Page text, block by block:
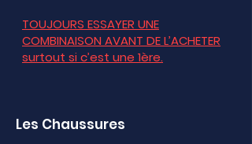
TOUJOURS ESSAYER UNE
COMBINAISON AVANT DE L’ACHETER
surtout si c’est une 1ère.
Les Chaussures